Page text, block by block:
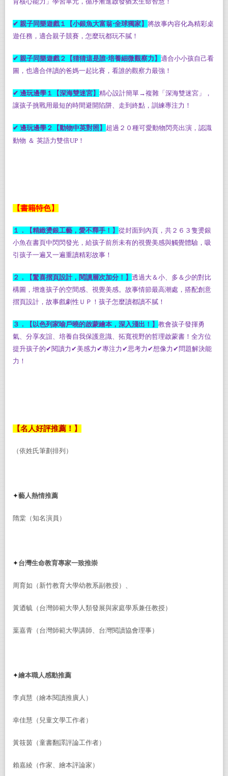
✔ 親子同樂遊戲１【小銀魚大富翁‧全球獨家】 將故事內容化為精彩桌
遊任務，適合親子競賽，怎麼玩都玩不膩！
✔ 親子同樂遊戲２【猜猜這是誰‧培養細微觀察力】 適合小小孩自己看
圖，也適合伴讀的爸媽一起比賽，看誰的觀察力最強！
✔ 邊玩邊學１【深海雙迷宮】 精心設計簡單→複雜「深海雙迷宮」，
讓孩子挑戰用最短的時間避開陷阱、走到終點，訓練專注力！
✔ 邊玩邊學２【動物中英對照】 超過２０種可愛動物閃亮出演，認識
動物 ＆ 英語力雙倍UP ！
【書籍特色】
１．【精緻燙銀工藝，愛不釋手！】 從封面到內頁，共２６３隻燙銀
小魚在書頁中閃閃發光，給孩子前所未有的視覺美感與觸覺體驗，吸
引孩子一遍又一遍重讀精彩故事！
２．【驚喜摺頁設計，閱讀層次加分！】 透過大＆小、多＆少的對比
構圖，增進孩子的空間感、視覺美感。故事情節最高潮處，搭配創意
摺頁設計，故事戲劇性ＵＰ！孩子怎麼讀都讀不膩！
３．【以色列家喻戶曉的啟蒙繪本，深入淺出！】 教會孩子發揮勇
氣、分享友誼、培養自我保護意識、拓寬視野的哲理啟蒙書！全方位
提升孩子的✔閱讀力 ✔美感力 ✔專注力 ✔思考力 ✔想像力 ✔問題解決能
力！
【名人好評推薦！】
（依姓氏筆劃排列）
✦藝人熱情推薦
隋棠（知名演員）
✦台灣生命教育專家一致推崇
周育如（新竹教育大學幼教系副教授）、
黃迺毓（台灣師範大學人類發展與家庭學系兼任教授）
葉嘉青（台灣師範大學講師、台灣閱讀協會理事）
✦繪本職人感動推薦
李貞慧（繪本閱讀推廣人）
幸佳慧（兒童文學工作者）
黃筱茵（童書翻譯評論工作者）
賴嘉綾（作家、繪本評論家）